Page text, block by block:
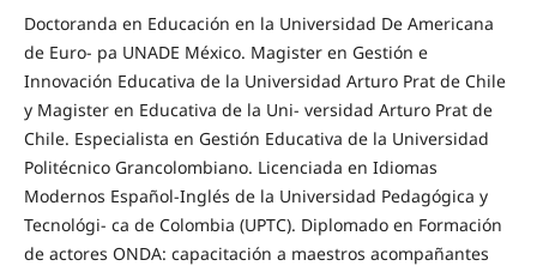
Doctoranda en Educación en la Universidad De Americana
de Euro- pa UNADE México. Magister en Gestión e
Innovación Educativa de la Universidad Arturo Prat de Chile
y Magister en Educativa de la Uni- versidad Arturo Prat de
Chile. Especialista en Gestión Educativa de la Universidad
Politécnico Grancolombiano. Licenciada en Idiomas
Modernos Español-Inglés de la Universidad Pedagógica y
Tecnológi- ca de Colombia (UPTC). Diplomado en Formación
de actores ONDA: capacitación a maestros acompañantes